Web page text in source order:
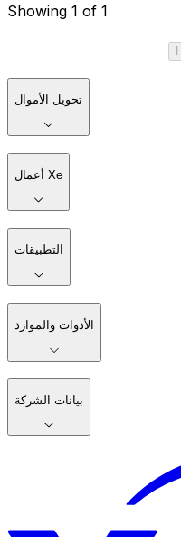
Showing 1 of 1
تحويل الأموال
أعمال Xe
التطبيقات
الأدوات والموارد
بيانات الشركة